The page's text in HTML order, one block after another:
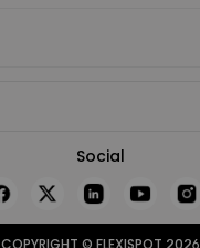
Social
COPYRIGHT © FLEXISPOT 2026